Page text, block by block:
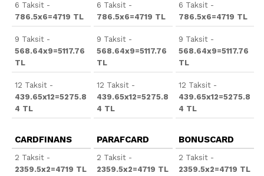
6 Taksit -
786.5x6=4719 TL
9 Taksit -
568.64x9=5117.76
TL
12 Taksit -
439.65x12=5275.8
4 TL
6 Taksit -
786.5x6=4719 TL
9 Taksit -
568.64x9=5117.76
TL
12 Taksit -
439.65x12=5275.8
4 TL
6 Taksit -
786.5x6=4719 TL
9 Taksit -
568.64x9=5117.76
TL
12 Taksit -
439.65x12=5275.8
4 TL
CARDFINANS
2 Taksit -
2359.5x2=4719 TL
PARAFCARD
2 Taksit -
2359.5x2=4719 TL
BONUSCARD
2 Taksit -
2359.5x2=4719 TL